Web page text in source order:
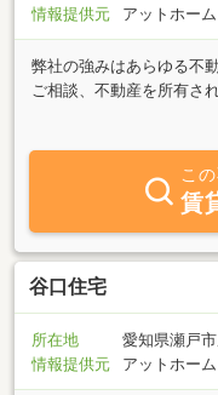
情報提供元
アットホーム
弊社の強みはあらゆる不
ご相談、不動産を所有さ
理に関するご相談を豊富
事のお見積りのご依頼な
の買取も行っております
電話でのご相談を躊躇さ
くださいませ。
こ
賃
谷口住宅
所在地
愛知県瀬戸
情報提供元
アットホーム